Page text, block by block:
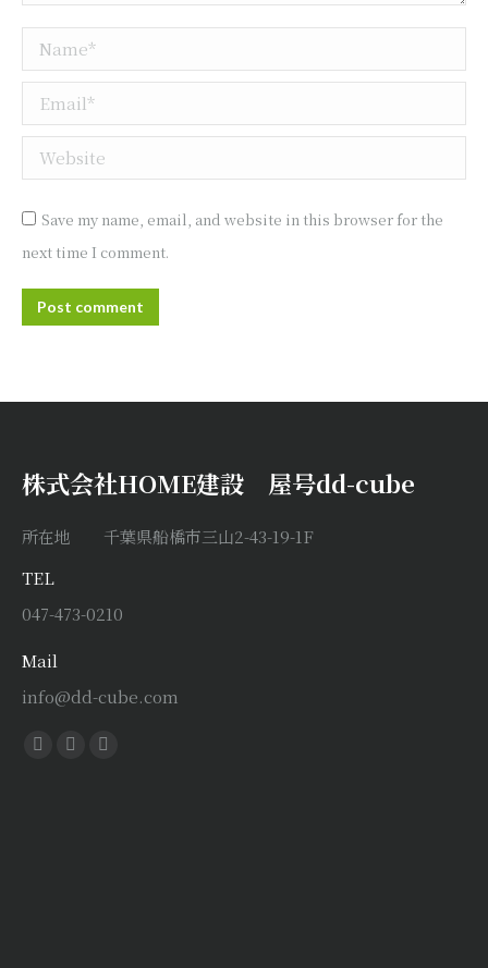
Name *
Email *
Website
Save my name, email, and website in this browser for the
next time I comment.
Post comment
株式会社HOME建設 屋号dd-cube
所在地 千葉県船橋市三山2-43-19-1F
TEL
047-473-0210
Mail
info@dd-cube.com
Find us on:
Facebook
X
Instagram